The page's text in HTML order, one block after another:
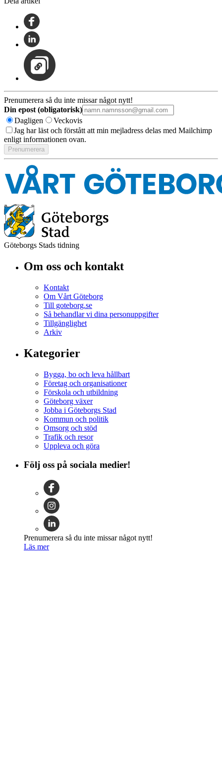
Prenumerera så du inte missar något nytt!
Din epost (obligatorisk)
Dagligen
Veckovis
Jag har läst och förstått att min mejladress delas med Mailchimp
enligt informationen ovan.
Göteborgs Stads tidning
Om oss och kontakt
Kontakt
Om Vårt Göteborg
Till goteborg.se
Så behandlar vi dina personuppgifter
Tillgänglighet
Arkiv
Kategorier
Bygga, bo och leva hållbart
Företag och organisationer
Förskola och utbildning
Göteborg växer
Jobba i Göteborgs Stad
Kommun och politik
Omsorg och stöd
Trafik och resor
Uppleva och göra
Följ oss på sociala medier!
Prenumerera så du inte missar något nytt!
Läs mer